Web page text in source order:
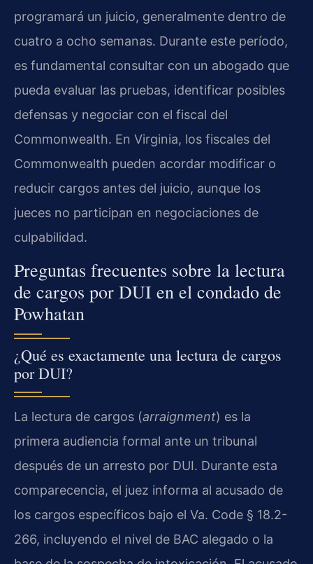
programará un juicio, generalmente dentro de
cuatro a ocho semanas. Durante este período,
es fundamental consultar con un abogado que
pueda evaluar las pruebas, identificar posibles
defensas y negociar con el fiscal del
Commonwealth. En Virginia, los fiscales del
Commonwealth pueden acordar modificar o
reducir cargos antes del juicio, aunque los
jueces no participan en negociaciones de
culpabilidad.
Preguntas frecuentes sobre la lectura
de cargos por DUI en el condado de
Powhatan
¿Qué es exactamente una lectura de cargos
por DUI?
La lectura de cargos (arraignment) es la
primera audiencia formal ante un tribunal
después de un arresto por DUI. Durante esta
comparecencia, el juez informa al acusado de
los cargos específicos bajo el Va. Code § 18.2-
266, incluyendo el nivel de BAC alegado o la